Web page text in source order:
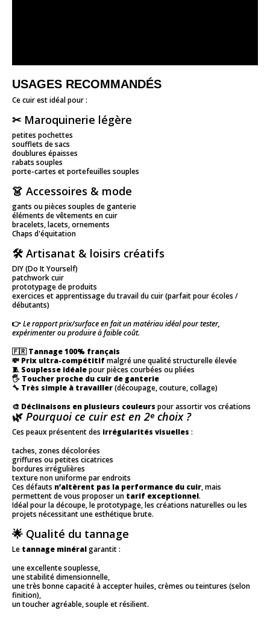
USAGES RECOMMANDÉS
Ce cuir est idéal pour :
✂ Maroquinerie légère
petites pochettes
soufflets de sacs
doublures épaisses
rabats souples
porte-cartes et portefeuilles souples
👗 Accessoires & mode
gants ou pièces souples de ganterie
éléments de vêtements en cuir
bracelets, lacets, ornements
Chaps d'équitation
🛠 Artisanat & loisirs créatifs
DIY (Do It Yourself)
patchwork cuir
prototypage de produits
exercices et apprentissage du travail du cuir (parfait pour écoles /
débutants)
👉Le rapport prix/surface en fait un matériau idéal pour tester,
expérimenter ou produire à faible coût.
🇫🇷Tannage 100% français
💸 Prix ultra-compétitifmalgré une qualité structurelle élevée
🧵 Souplesse idéalepour pièces courbées ou pliées
🖐 Toucher proche du cuir de ganterie
🔧 Très simple à travailler(découpage, couture, collage)
🎨 Déclinaisons en plusieurs couleurs pour assortir vos créations
🌿 Pourquoi ce cuir est en 2ᵉ choix ?
Ces peaux présentent des irrégularités visuelles :
taches, zones décolorées
griffures ou petites cicatrices
bordures irrégulières
texture non uniforme par endroits
Ces défauts n’altèrent pas la performance du cuir, mais
permettent de vous proposer un tarif exceptionnel.
Idéal pour la découpe, le prototypage, les créations naturelles ou les
projets nécessitant une esthétique brute.
🌟 Qualité du tannage
Le tannage minéralgarantit :
une excellente souplesse,
une stabilité dimensionnelle,
une très bonne capacité à accepter huiles, crèmes ou teintures (selon
finition),
un toucher agréable, souple et résilient.